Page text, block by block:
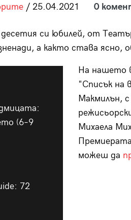
/ 25.04.2021 0
си юбилей, от
а както става
(6–9
72
На нашето
"Списък на
Макмилън,
Михаела
можеш да